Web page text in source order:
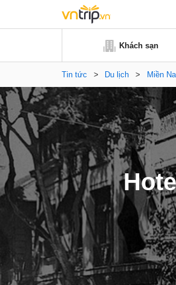
Khách sạn
Tin tức > Du lịch > Miền